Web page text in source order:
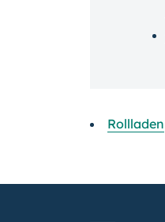
Rollladen